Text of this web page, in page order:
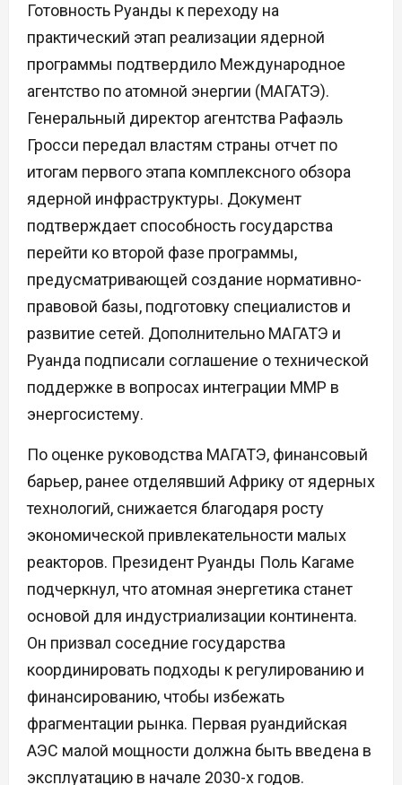
Готовность Руанды к переходу на
практический этап реализации ядерной
программы подтвердило Международное
агентство по атомной энергии (МАГАТЭ).
Генеральный директор агентства Рафаэль
Гросси передал властям страны отчет по
итогам первого этапа комплексного обзора
ядерной инфраструктуры. Документ
подтверждает способность государства
перейти ко второй фазе программы,
предусматривающей создание нормативно-
правовой базы, подготовку специалистов и
развитие сетей. Дополнительно МАГАТЭ и
Руанда подписали соглашение о технической
поддержке в вопросах интеграции ММР в
энергосистему.
По оценке руководства МАГАТЭ, финансовый
барьер, ранее отделявший Африку от ядерных
технологий, снижается благодаря росту
экономической привлекательности малых
реакторов. Президент Руанды Поль Кагаме
подчеркнул, что атомная энергетика станет
основой для индустриализации континента.
Он призвал соседние государства
координировать подходы к регулированию и
финансированию, чтобы избежать
фрагментации рынка. Первая руандийская
АЭС малой мощности должна быть введена в
эксплуатацию в начале 2030-х годов.